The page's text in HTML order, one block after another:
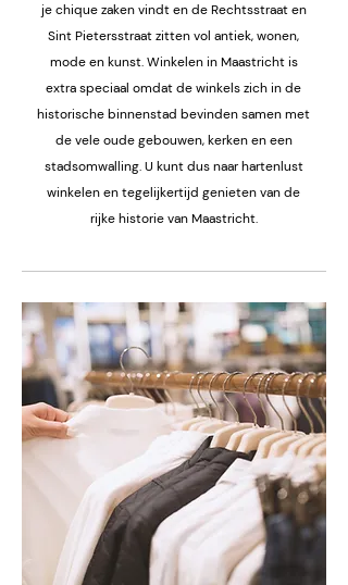
je chique zaken vindt en de Rechtsstraat en
Sint Pietersstraat zitten vol antiek, wonen,
mode en kunst. Winkelen in Maastricht is
extra speciaal omdat de winkels zich in de
historische binnenstad bevinden samen met
de vele oude gebouwen, kerken en een
stadsomwalling. U kunt dus naar hartenlust
winkelen en tegelijkertijd genieten van de
rijke historie van Maastricht.